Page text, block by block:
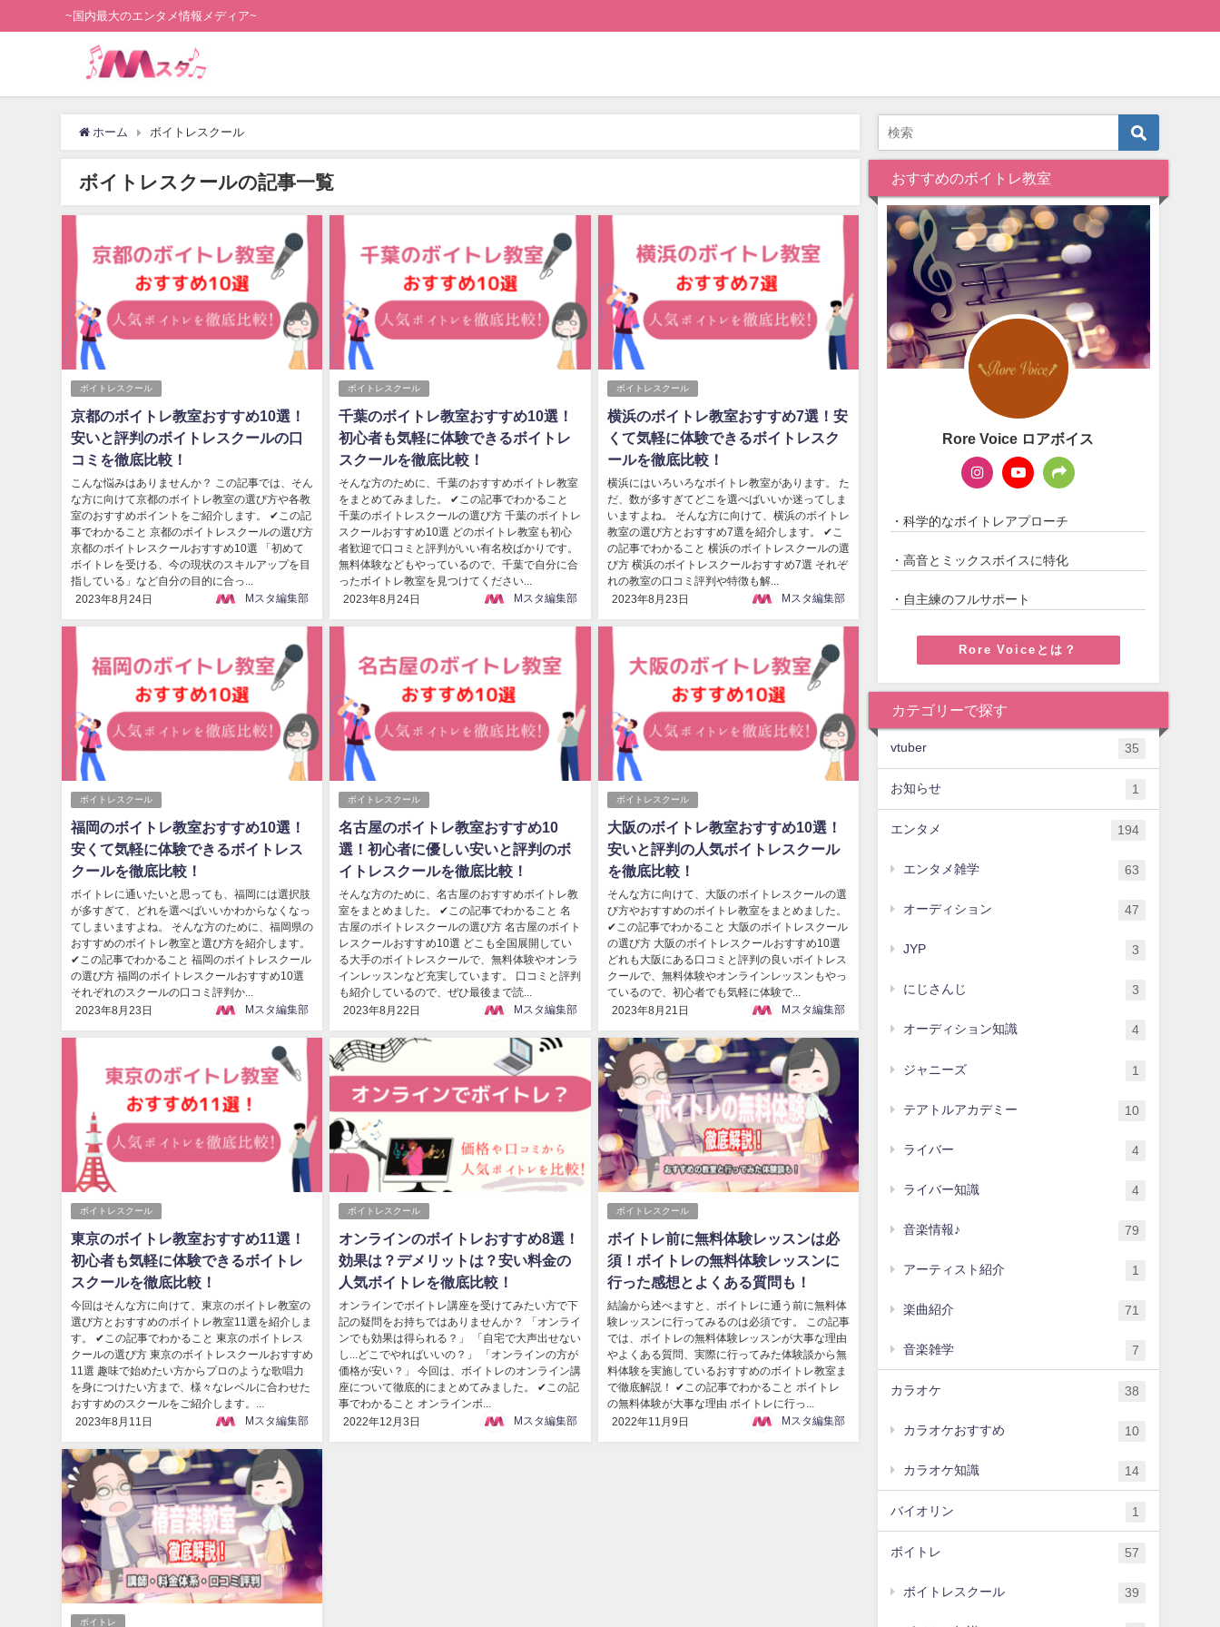
~国内最大のエンタメ情報メディア~
ホーム ボイトレスクール
ボイトレスクールの記事一覧
ボイトレスクール
京都のボイトレ教室おすすめ10選！
安いと評判のボイトレスクールの口
コミを徹底比較！
こんな悩みはありませんか？ この記事では、そん
な方に向けて京都のボイトレ教室の選び方や各教
室のおすすめポイントをご紹介します。 ✔この記
事でわかること 京都のボイトレスクールの選び方
京都のボイトレスクールおすすめ10選 「初めて
ボイトレを受ける、今の現状のスキルアップを目
指している」など自分の目的に合っ...
2023年8月24日
Mスタ編集部
ボイトレスクール
千葉のボイトレ教室おすすめ10選！
初心者も気軽に体験できるボイトレ
スクールを徹底比較！
そんな方のために、千葉のおすすめボイトレ教室
をまとめてみました。 ✔この記事でわかること
千葉のボイトレスクールの選び方 千葉のボイトレ
スクールおすすめ10選 どのボイトレ教室も初心
者歓迎で口コミと評判がいい有名校ばかりです。
無料体験などもやっているので、千葉で自分に合
ったボイトレ教室を見つけてください...
2023年8月24日
Mスタ編集部
ボイトレスクール
横浜のボイトレ教室おすすめ7選！安
くて気軽に体験できるボイトレスク
ールを徹底比較！
横浜にはいろいろなボイトレ教室があります。 た
だ、数が多すぎてどこを選べばいいか迷ってしま
いますよね。 そんな方に向けて、横浜のボイトレ
教室の選び方とおすすめ7選を紹介します。 ✔こ
の記事でわかること 横浜のボイトレスクールの選
び方 横浜のボイトレスクールおすすめ7選 それぞ
れの教室の口コミ評判や特徴も解...
2023年8月23日
Mスタ編集部
ボイトレスクール
福岡のボイトレ教室おすすめ10選！
安くて気軽に体験できるボイトレス
クールを徹底比較！
ボイトレに通いたいと思っても、福岡には選択肢
が多すぎて、どれを選べばいいかわからなくなっ
てしまいますよね。 そんな方のために、福岡県の
おすすめのボイトレ教室と選び方を紹介します。
✔この記事でわかること 福岡のボイトレスクール
の選び方 福岡のボイトレスクールおすすめ10選
それぞれのスクールの口コミ評判か...
2023年8月23日
Mスタ編集部
ボイトレスクール
名古屋のボイトレ教室おすすめ10
選！初心者に優しい安いと評判のボ
イトレスクールを徹底比較！
そんな方のために、名古屋のおすすめボイトレ教
室をまとめました。 ✔この記事でわかること 名
古屋のボイトレスクールの選び方 名古屋のボイト
レスクールおすすめ10選 どこも全国展開してい
る大手のボイトレスクールで、無料体験やオンラ
インレッスンなど充実しています。 口コミと評判
も紹介しているので、ぜひ最後まで読...
2023年8月22日
Mスタ編集部
ボイトレスクール
大阪のボイトレ教室おすすめ10選！
安いと評判の人気ボイトレスクール
を徹底比較！
そんな方に向けて、大阪のボイトレスクールの選
び方やおすすめのボイトレ教室をまとめました。
✔この記事でわかること 大阪のボイトレスクール
の選び方 大阪のボイトレスクールおすすめ10選
どれも大阪にある口コミと評判の良いボイトレス
クールで、無料体験やオンラインレッスンもやっ
ているので、初心者でも気軽に体験で...
2023年8月21日
Mスタ編集部
ボイトレスクール
東京のボイトレ教室おすすめ11選！
初心者も気軽に体験できるボイトレ
スクールを徹底比較！
今回はそんな方に向けて、東京のボイトレ教室の
選び方とおすすめのボイトレ教室11選を紹介しま
す。 ✔この記事でわかること 東京のボイトレス
クールの選び方 東京のボイトレスクールおすすめ
11選 趣味で始めたい方からプロのような歌唱力
を身につけたい方まで、様々なレベルに合わせた
おすすめのスクールをご紹介します。...
2023年8月11日
Mスタ編集部
ボイトレスクール
オンラインのボイトレおすすめ8選！
効果は？デメリットは？安い料金の
人気ボイトレを徹底比較！
オンラインでボイトレ講座を受けてみたい方で下
記の疑問をお持ちではありませんか？ 「オンライ
ンでも効果は得られる？」 「自宅で大声出せない
し...どこでやればいいの？」 「オンラインの方が
価格が安い？」 今回は、ボイトレのオンライン講
座について徹底的にまとめてみました。 ✔この記
事でわかること オンラインボ...
2022年12月3日
Mスタ編集部
ボイトレスクール
ボイトレ前に無料体験レッスンは必
須！ボイトレの無料体験レッスンに
行った感想とよくある質問も！
結論から述べますと、ボイトレに通う前に無料体
験レッスンに行ってみるのは必須です。 この記事
では、ボイトレの無料体験レッスンが大事な理由
やよくある質問、実際に行ってみた体験談から無
料体験を実施しているおすすめのボイトレ教室ま
で徹底解説！ ✔この記事でわかること ボイトレ
の無料体験が大事な理由 ボイトレに行っ...
2022年11月9日
Mスタ編集部
ボイトレ
おすすめのボイトレ教室
Rore Voice ロアボイス
・科学的なボイトレアプローチ
・高音とミックスボイスに特化
・自主練のフルサポート
Rore Voiceとは？
カテゴリーで探す
vtuber 35
お知らせ 1
エンタメ 194
エンタメ雑学 63
オーディション 47
JYP 3
にじさんじ 3
オーディション知識 4
ジャニーズ 1
テアトルアカデミー 10
ライバー 4
ライバー知識 4
音楽情報♪ 79
アーティスト紹介 1
楽曲紹介 71
音楽雑学 7
カラオケ 38
カラオケおすすめ 10
カラオケ知識 14
バイオリン 1
ボイトレ 57
ボイトレスクール 39